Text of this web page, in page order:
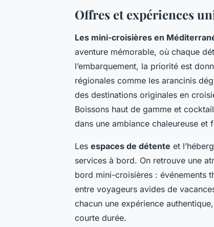
Offres et expériences
Les mini-croisières en
aventure mémorable, où chaque
l’embarquement, la priorité est
régionales comme les arancinis
des destinations originales en
Boissons haut de gamme et
dans une ambiance chaleureuse et
Les espaces de détente et
services à bord. On retrouve une
bord mini-croisières : événements
entre voyageurs avides de
chacun une expérience
courte durée.